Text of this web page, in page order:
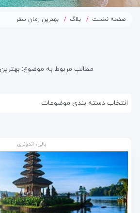
صفحه نخست بلاگ بهترین زمان سفر
مطالب مربوط به موضوع:
انتخاب دسته بندی موضوعات
بالی، اندونزی